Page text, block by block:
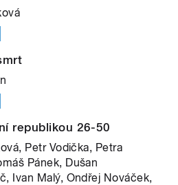
republikou 26-50
Petr Vodička, Petra
Pánek, Dušan
Ivan Malý, Ondřej Nováček,